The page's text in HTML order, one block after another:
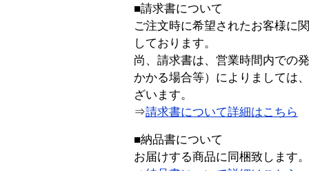
■請求書について
ご注文時に希望されたお客様に
しております。
尚、請求書は、営業時間内での
かかる場合等）によりましては
ざいます。
⇒請求書について詳細はこちら
■納品書について
お届けする商品に同梱致します。